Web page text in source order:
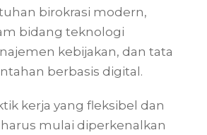
birokrasi modern,
bidang teknologi
kebijakan, dan tata
berbasis digital.
kerja yang fleksibel dan
mulai diperkenalkan